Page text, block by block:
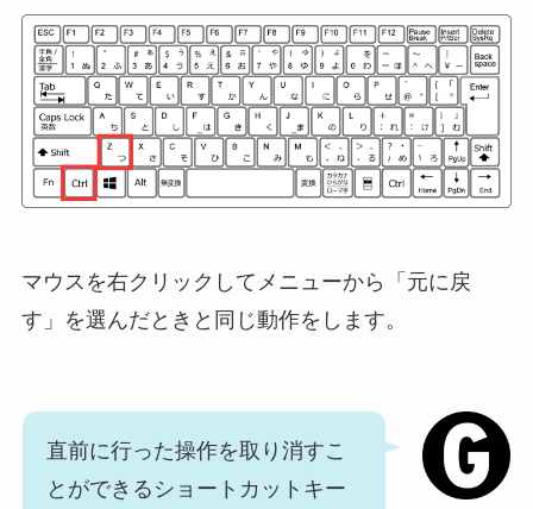
マウスを右クリックしてメニューから「元に戻
す」を選んだときと同じ動作をします。
直前に行った操作を取り消すこ
とができるショートカットキー